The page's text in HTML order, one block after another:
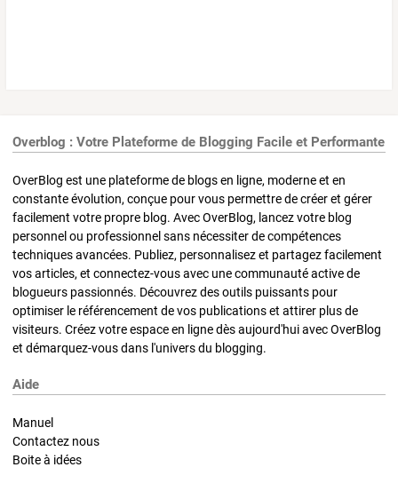
Overblog : Votre Plateforme de Blogging Facile et Performante
OverBlog est une plateforme de blogs en ligne, moderne et en
constante évolution, conçue pour vous permettre de créer et gérer
facilement votre propre blog. Avec OverBlog, lancez votre blog
personnel ou professionnel sans nécessiter de compétences
techniques avancées. Publiez, personnalisez et partagez facilement
vos articles, et connectez-vous avec une communauté active de
blogueurs passionnés. Découvrez des outils puissants pour
optimiser le référencement de vos publications et attirer plus de
visiteurs. Créez votre espace en ligne dès aujourd'hui avec OverBlog
et démarquez-vous dans l'univers du blogging.
Aide
Manuel
Contactez nous
Boite à idées